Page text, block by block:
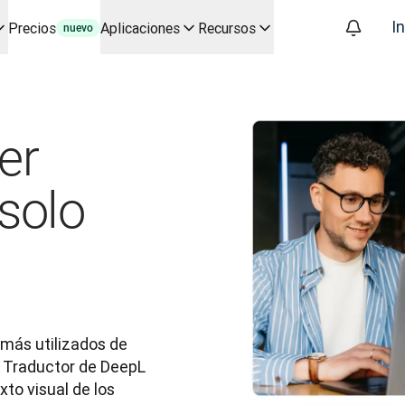
IA para casos de uso e integraciones principales
real
API
Precios nuevo Aplicaciones Recursos
utilizados de
de DeepL
visual de los